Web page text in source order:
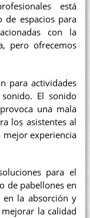
está
de espacios para
con la
pero ofrecemos
para actividades
El sonido
una mala
los asistentes al
experiencia
para el
de pabellones en
en la absorción y
la calidad